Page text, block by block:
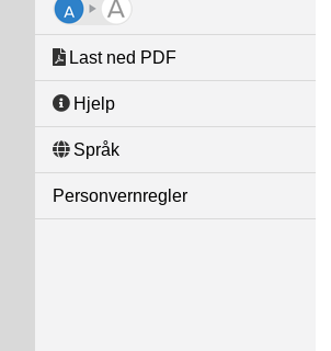
Last ned PDF
Hjelp
Språk
Personvernregler